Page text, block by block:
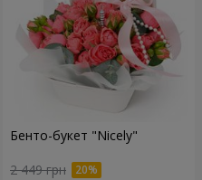
Бенто-букет "Nicely"
2 449 грн